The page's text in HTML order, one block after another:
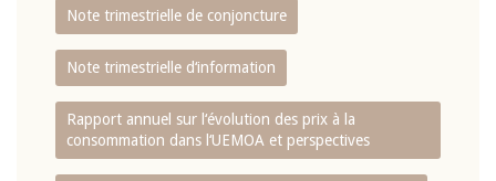
Note trimestrielle de conjoncture
Note trimestrielle d‘information
Rapport annuel sur l‘évolution des prix à la
consommation dans l‘UEMOA et perspectives